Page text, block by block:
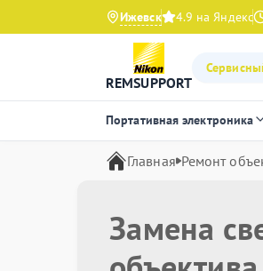
Ижевск 4.9 на Яндекс
REMSUPPORT
Портативная электроника
Главная Ремонт
Замена